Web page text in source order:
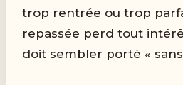
trop rentrée ou trop
repassée perd tout
doit sembler porté «